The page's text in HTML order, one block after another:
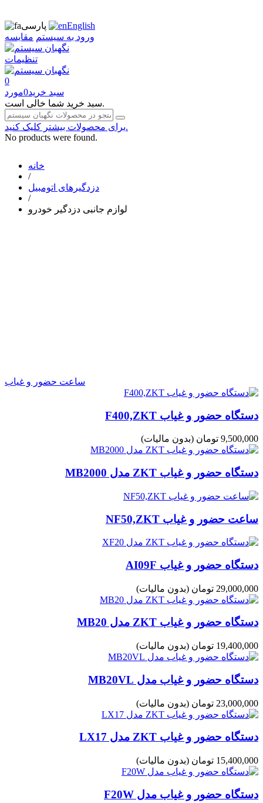
پارسی
English
ورود به سیستم مقایسه
تنظیمات
0
سبد خرید0مورد
سبد خرید شما خالی است.
برای محصولات بیشتر کلیک کنید.
No products were found.
خانه
/
دزدگیرهای اتومبیل
/
لوازم جانبی دزدگیر خودرو
ساعت حضور و غیاب
دستگاه حضور و غیاب F400,ZKT
9,500,000 تومان (بدون مالیات)
دستگاه حضور و غیاب ZKT مدل MB2000
ساعت حضور و غیاب NF50,ZKT
دستگاه حضور و غیاب AI09F
29,000,000 تومان (بدون مالیات)
دستگاه حضور و غیاب ZKT مدل MB20
19,400,000 تومان (بدون مالیات)
دستگاه حضور و غیاب مدل MB20VL
23,000,000 تومان (بدون مالیات)
دستگاه حضور و غیاب ZKT مدل LX17
15,400,000 تومان (بدون مالیات)
دستگاه حضور و غیاب مدل F20W